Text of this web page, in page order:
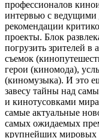
профессионалов
интервью с ведущими
рекомендации
проекты. Блок
погрузить зрителей в
съемок
герои (киномода),
(киномузыка). И это
завесу тайны над
и кинотусовками
самые актуальные
самых ожидаемых
крупнейших